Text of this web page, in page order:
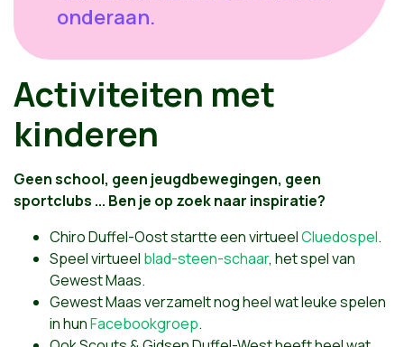
onderaan.
Activiteiten met
kinderen
Geen school, geen jeugdbewegingen, geen
sportclubs ... Ben je op zoek naar inspiratie?
Chiro Duffel-Oost startte een virtueelCluedospel.
Speel virtueel blad-steen-schaar, het spel van
Gewest Maas.
Gewest Maas verzamelt nog heel wat leuke spelen
in hunFacebookgroep.